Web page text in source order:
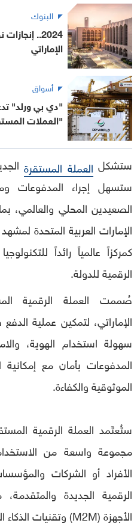
البنوك
2024..
الإماراتي
أسواق
"دي بي ورلد"
"العملات
ستشكل العملة المستقرة
ستسهل إجراء المدفوعات
الصعيدين المحلي والعالمي،
الإمارات العربية المتحدة
كمركزاً عالمياً رائداً
الرقمية للدولة.
صُممت العملة الرقمية
الإماراتي، لتمكين عملية
سهولة استخدام الهوية،
المدفوعات بأمان مع
الموثوقية والكفاءة.
ستُعتَمد العملة الرقمية
مجموعة واسعة من
الأفراد أو الشركات
الرقمية الجديدة
الأجهزة (M2M) وتقنيات الذكاء الاصطناعي.